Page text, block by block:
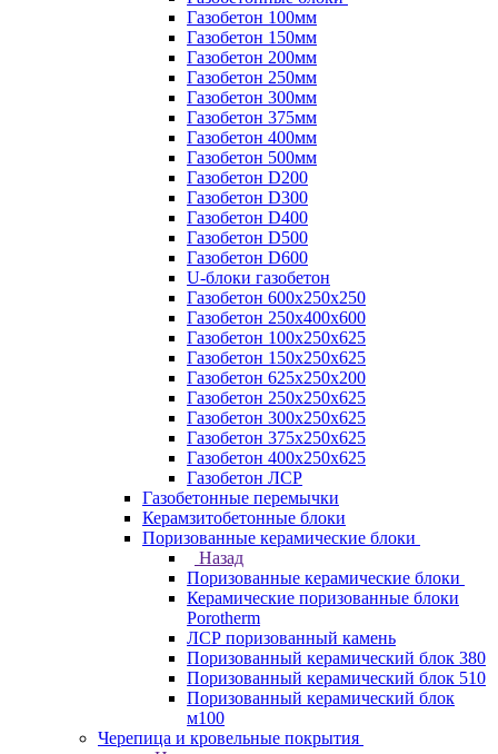
Газобетон 100мм
Газобетон 150мм
Газобетон 200мм
Газобетон 250мм
Газобетон 300мм
Газобетон 375мм
Газобетон 400мм
Газобетон 500мм
Газобетон D200
Газобетон D300
Газобетон D400
Газобетон D500
Газобетон D600
U-блоки газобетон
Газобетон 600x250x250
Газобетон 250x400x600
Газобетон 100х250х625
Газобетон 150х250х625
Газобетон 625х250х200
Газобетон 250х250х625
Газобетон 300х250х625
Газобетон 375х250х625
Газобетон 400х250х625
Газобетон ЛСР
Газобетонные перемычки
Керамзитобетонные блоки
Поризованные керамические блоки
Назад
Поризованные керамические блоки
Керамические поризованные блоки
Porotherm
ЛСР поризованный камень
Поризованный керамический блок 380
Поризованный керамический блок 510
Поризованный керамический блок
м100
Черепица и кровельные покрытия